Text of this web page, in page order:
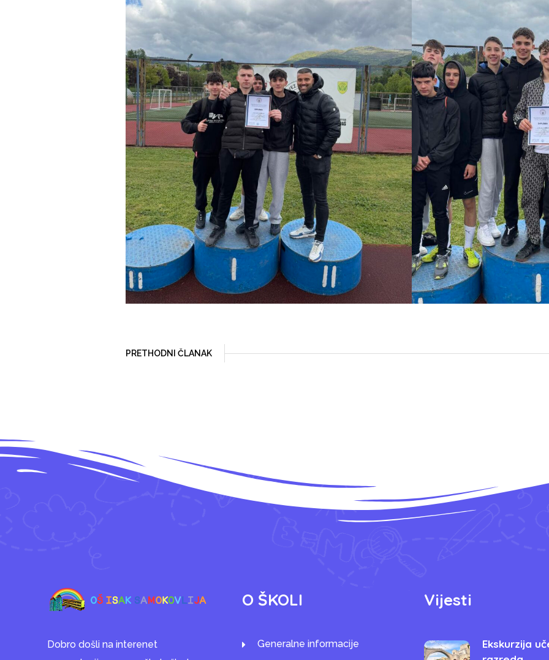
PRETHODNI ČLANAK
Dobro došli na interenet
O ŠKOLI
Generalne informacije
Vijesti
Ekskurzija